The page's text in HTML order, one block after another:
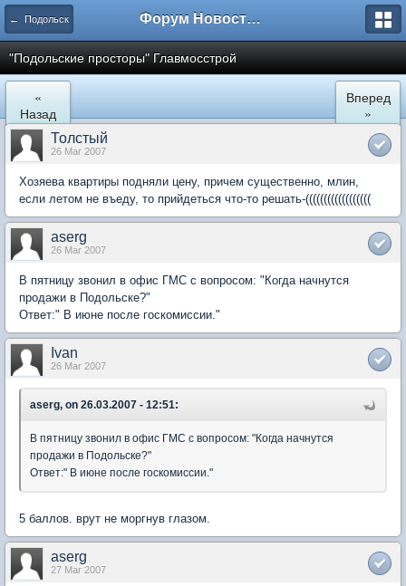
← Подольск Форум Новостройки
"Подольские просторы" Главмосстрой
«
Назад
Вперед
»
Толстый
26 Mar 2007
Хозяева квартиры подняли цену, причем существенно, млин,
если летом не въеду, то прийдеться что-то решать-((((((((((((((((((
aserg
26 Mar 2007
В пятницу звонил в офис ГМС с вопросом: "Когда начнутся
продажи в Подольске?"
Ответ:" В июне после госкомиссии."
Ivan
26 Mar 2007
aserg, on 26.03.2007 - 12:51:
В пятницу звонил в офис ГМС с вопросом: "Когда начнутся
продажи в Подольске?"
Ответ:" В июне после госкомиссии."
5 баллов. врут не моргнув глазом.
aserg
27 Mar 2007